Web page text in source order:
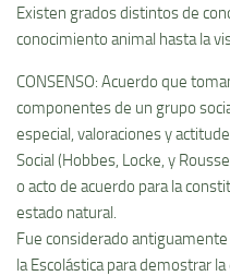
Existen grados distintos de
conocimiento animal hasta la
CONSENSO: Acuerdo que
componentes de un grupo
especial, valoraciones y
Social (Hobbes, Locke, y
o acto de acuerdo para la
estado natural.
Fue considerado
la Escolástica para demostrar